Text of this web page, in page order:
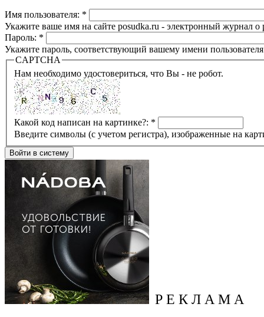
Имя пользователя: *
Укажите ваше имя на сайте posudka.ru - электронный журнал
Пароль: *
Укажите пароль, соответствующий вашему имени
CAPTCHA
Нам необходимо удостовериться, что Вы - не робот.
Какой код написан на картинке?: *
Введите символы (с учетом регистра), изображенные на
Р Е К Л А М А